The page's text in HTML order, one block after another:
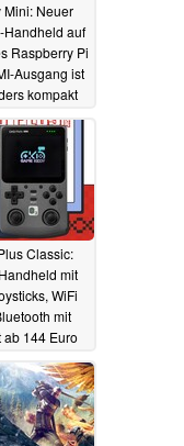
Mini: Neuer
Handheld auf
Raspberry Pi
Ausgang ist
kompakt
Classic:
mit
WiFi
mit
ab 144 Euro
29.11.2022